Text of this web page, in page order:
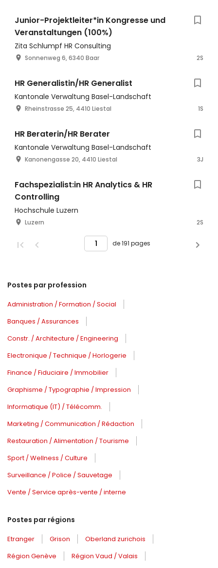
Junior-Projektleiter*in Kongresse und
Veranstaltungen (100%)
Zita Schlumpf HR Consulting
Sonnenweg 6, 6340 Baar 2S
HR Generalistin/HR Generalist
Kantonale Verwaltung Basel-Landschaft
Rheinstrasse 25, 4410 Liestal 1S
HR Beraterin/HR Berater
Kantonale Verwaltung Basel-Landschaft
Kanonengasse 20, 4410 Liestal 3J
Fachspezialist:in HR Analytics & HR
Controlling
Hochschule Luzern
Luzern 2S
de 191 pages
Postes par profession
Administration / Formation / Social
Banques / Assurances
Constr. / Architecture / Engineering
Electronique / Technique / Horlogerie
Finance / Fiduciaire / Immobilier
Graphisme / Typographie / Impression
Informatique (IT) / Télécomm.
Marketing / Communication / Rédaction
Restauration / Alimentation / Tourisme
Sport / Wellness / Culture
Surveillance / Police / Sauvetage
Vente / Service après-vente / interne
Postes par régions
Etranger Grison
Oberland zurichois
Région Genève
Région Vaud / Valais